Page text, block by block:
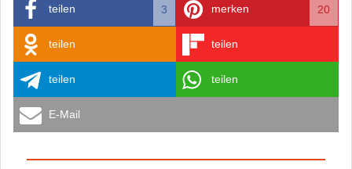
teilen 3 merken 20
teilen teilen
teilen teilen
E-Mail